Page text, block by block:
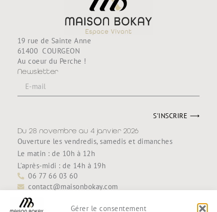
Gérer le consentement
19 rue de Sainte Anne
61400 COURGEON
Au coeur du Perche !
Newsletter
S'INSCRIRE ⟶
Du 28 novembre au 4 janvier 2026
Ouverture les vendredis, samedis et dimanches
Le matin : de 10h à 12h
L'après-midi : de 14h à 19h
06 77 66 03 60
contact@maisonbokay.com
Découvrir
Accueil